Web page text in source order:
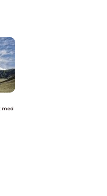
med